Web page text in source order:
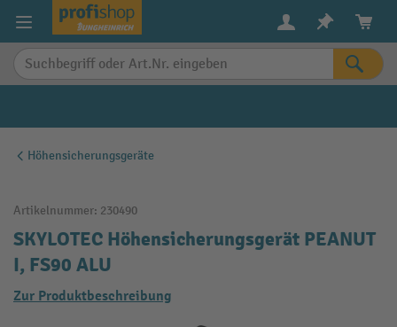
springen
Höhensicherungsgeräte
Artikelnummer: 230490
SKYLOTEC Höhensicherungsgerät PEANUT
I, FS90 ALU
Zur Produktbeschreibung